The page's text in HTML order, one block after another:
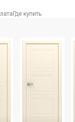
Где купить